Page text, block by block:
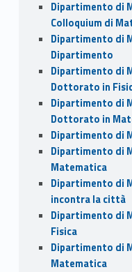
Dipartimento di
Colloquium di
Dipartimento di
Dipartimento
Dipartimento di
Dottorato in
Dipartimento di
Dottorato in
Dipartimento di
Dipartimento di
Matematica
Dipartimento di
incontra la città
Dipartimento di
Fisica
Dipartimento di
Matematica